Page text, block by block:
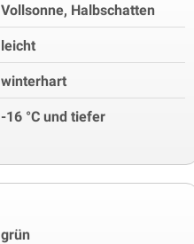
Vollsonne, Halbschatten
leicht
winterhart
-16 °C und tiefer
grün